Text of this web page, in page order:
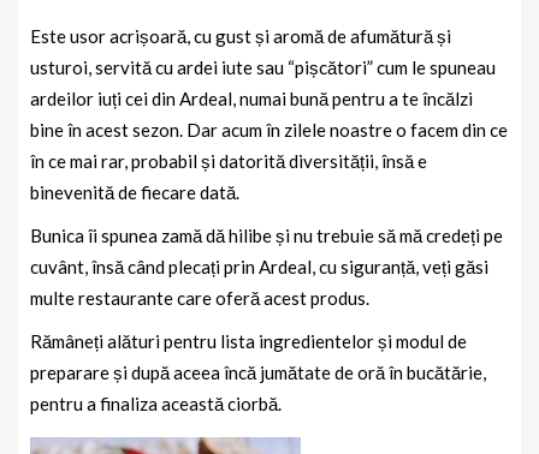
Este usor acrișoară, cu gust și aromă de afumătură și
usturoi, servită cu ardei iute sau “pișcători” cum le spuneau
ardeilor iuți cei din Ardeal, numai bună pentru a te încălzi
bine în acest sezon. Dar acum în zilele noastre o facem din ce
în ce mai rar, probabil și datorită diversității, însă e
binevenită de fiecare dată.
Bunica îi spunea zamă dă hilibe și nu trebuie să mă credeți pe
cuvânt, însă când plecați prin Ardeal, cu siguranță, veți găsi
multe restaurante care oferă acest produs.
Rămâneți alături pentru lista ingredientelor și modul de
preparare și după aceea încă jumătate de oră în bucătărie,
pentru a finaliza această ciorbă.